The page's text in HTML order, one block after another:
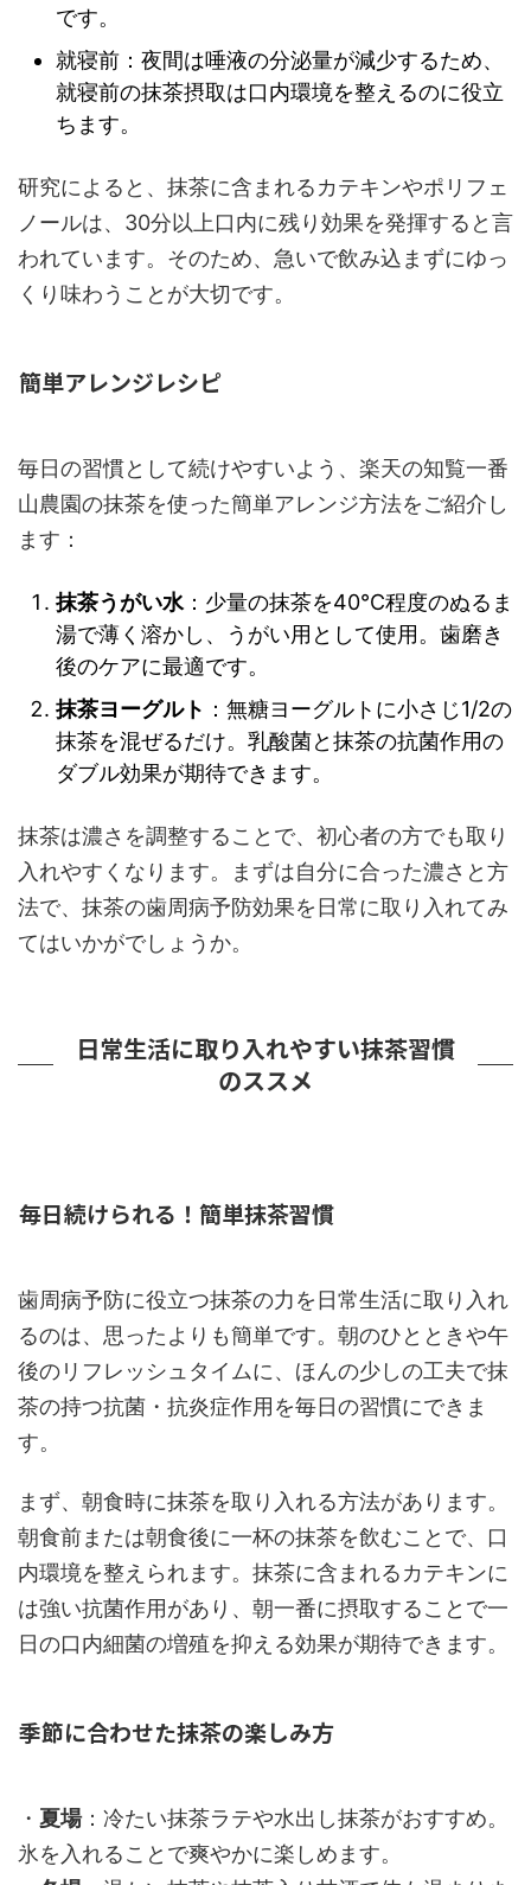
です。
就寝前：夜間は唾液の分泌量が減少するため、
就寝前の抹茶摂取は口内環境を整えるのに役立
ちます。
研究によると、抹茶に含まれるカテキンやポリフェ
ノールは、30分以上口内に残り効果を発揮すると言
われています。そのため、急いで飲み込まずにゆっ
くり味わうことが大切です。
簡単アレンジレシピ
毎日の習慣として続けやすいよう、楽天の知覧一番
山農園の抹茶を使った簡単アレンジ方法をご紹介し
ます：
抹茶うがい水：少量の抹茶を40℃程度のぬるま
湯で薄く溶かし、うがい用として使用。歯磨き
後のケアに最適です。
抹茶ヨーグルト ：無糖ヨーグルトに小さじ1/2の
抹茶を混ぜるだけ。乳酸菌と抹茶の抗菌作用の
ダブル効果が期待できます。
抹茶は濃さを調整することで、初心者の方でも取り
入れやすくなります。まずは自分に合った濃さと方
法で、抹茶の歯周病予防効果を日常に取り入れてみ
てはいかがでしょうか。
日常生活に取り入れやすい抹茶習慣
のススメ
毎日続けられる！簡単抹茶習慣
歯周病予防に役立つ抹茶の力を日常生活に取り入れ
るのは、思ったよりも簡単です。朝のひとときや午
後のリフレッシュタイムに、ほんの少しの工夫で抹
茶の持つ抗菌・抗炎症作用を毎日の習慣にできま
す。
まず、朝食時に抹茶を取り入れる方法があります。
朝食前または朝食後に一杯の抹茶を飲むことで、口
内環境を整えられます。抹茶に含まれるカテキンに
は強い抗菌作用があり、朝一番に摂取することで一
日の口内細菌の増殖を抑える効果が期待できます。
季節に合わせた抹茶の楽しみ方
・ 夏場：冷たい抹茶ラテや水出し抹茶がおすすめ。
氷を入れることで爽やかに楽しめます。